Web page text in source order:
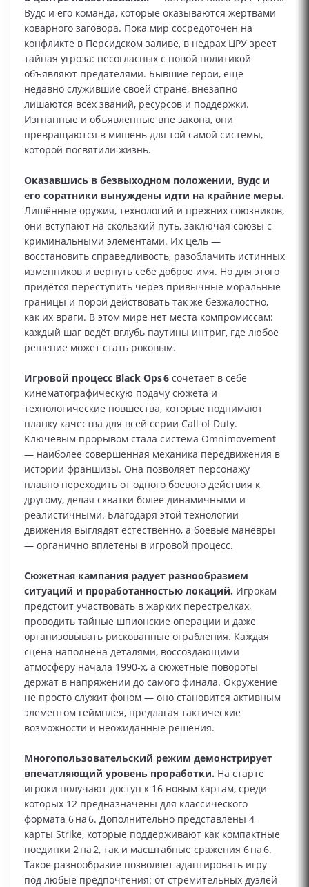
Вудс и его команда, которые оказываются жертвами
коварного заговора. Пока мир сосредоточен на
конфликте в Персидском заливе, в недрах ЦРУ зреет
тайная угроза: несогласных с новой политикой
объявляют предателями. Бывшие герои, ещё
недавно служившие своей стране, внезапно
лишаются всех званий, ресурсов и поддержки.
Изгнанные и объявленные вне закона, они
превращаются в мишень для той самой системы,
которой посвятили жизнь.
Оказавшись в безвыходном положении, Вудс и
его соратники вынуждены идти на крайние меры.
Лишённые оружия, технологий и прежних союзников,
они вступают на скользкий путь, заключая союзы с
криминальными элементами. Их цель —
восстановить справедливость, разоблачить истинных
изменников и вернуть себе доброе имя. Но для этого
придётся переступить через привычные моральные
границы и порой действовать так же безжалостно,
как их враги. В этом мире нет места компромиссам:
каждый шаг ведёт вглубь паутины интриг, где любое
решение может стать роковым.
Игровой процесс Black Ops 6 сочетает в себе
кинематографическую подачу сюжета и
технологические новшества, которые поднимают
планку качества для всей серии Call of Duty.
Ключевым прорывом стала система Omnimovement
— наиболее совершенная механика передвижения в
истории франшизы. Она позволяет персонажу
плавно переходить от одного боевого действия к
другому, делая схватки более динамичными и
реалистичными. Благодаря этой технологии
движения выглядят естественно, а боевые манёвры
— органично вплетены в игровой процесс.
Сюжетная кампания радует разнообразием
ситуаций и проработанностью локаций. Игрокам
предстоит участвовать в жарких перестрелках,
проводить тайные шпионские операции и даже
организовывать рискованные ограбления. Каждая
сцена наполнена деталями, воссоздающими
атмосферу начала 1990‑х, а сюжетные повороты
держат в напряжении до самого финала. Окружение
не просто служит фоном — оно становится активным
элементом геймплея, предлагая тактические
возможности и неожиданные решения.
Многопользовательский режим демонстрирует
впечатляющий уровень проработки. На старте
игроки получают доступ к 16 новым картам, среди
которых 12 предназначены для классического
формата 6 на 6. Дополнительно представлены 4
карты Strike, которые поддерживают как компактные
поединки 2 на 2, так и масштабные сражения 6 на 6.
Такое разнообразие позволяет адаптировать игру
под любые предпочтения: от стремительных дуэлей